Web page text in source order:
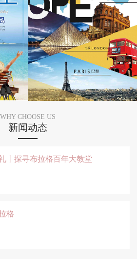
WHY CHOOSE US
新闻动态
丨探寻布拉格百年大教堂
格